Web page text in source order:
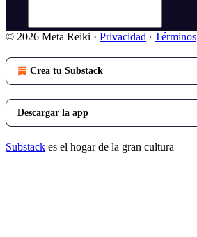
© 2026 Meta Reiki · Privacidad ∙ Términos
Crea tu Substack
Descargar la app
Substack es el hogar de la gran cultura